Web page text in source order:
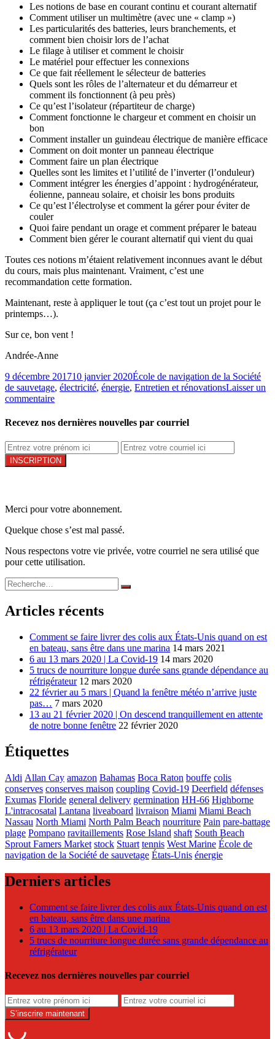
Les notions de base en courant continu et courant alternatif
Comment utiliser un multimètre (avec une « clamp »)
Les particularités des batteries, leurs branchements, et
comment bien choisir lors de l’achat
Le filage à utiliser et comment le choisir
Le matériel pour effectuer les connexions
Ce que fait réellement le sélecteur de batteries
Quels sont les rôles de l’alternateur et du démarreur et
comment ils fonctionnent (à peu près)
Ce qu’est l’isolateur (répartiteur de charge)
Comment fonctionne le chargeur et comment en choisir un
bon
Comment installer un guindeau électrique de manière efficace
Comment on doit monter un panneau électrique
Comment faire un plan électrique
Quelles sont les limites et l’utilité de l’inverter (l’onduleur)
Comment intégrer les énergies d’appoint : hydrogénérateur,
éolienne, panneau solaire, et choisir les bons produits
Ce qu’est l’électrolyse et comment la gérer pour éviter de
couler
Quoi faire pendant un orage et comment préparer le bateau
Comment bien gérer le courant alternatif qui vient du quai
Toutes ces notions m’étaient relativement inconnues avant le début
du cours, mais plus maintenant. Vraiment, c’est une
recommandation cette formation.
Maintenant, reste à appliquer le tout (ça c’est tout un projet pour le
printemps…).
Sur ce, bon vent !
Andrée-Anne
9 décembre 201710 janvier 2020École de navigation de la Société
de sauvetage, électricité, énergie, Entretien et rénovationsLaisser un
commentaire
Recevez nos dernières nouvelles par courriel
Merci pour votre abonnement.
Quelque chose s’est mal passé.
Nous respectons votre vie privée, votre courriel ne sera utilisé que
pour cette utilisation.
Recherche
pour :
Rechercher
Articles récents
Comment se faire livrer des colis aux États-Unis quand on est
en bateau, sans être dans une marina 14 mars 2021
6 au 13 mars 2020 | La Covid-19 14 mars 2020
5 trucs de nourriture longue durée sans grande dépendance au
réfrigérateur 12 mars 2020
22 février au 5 mars | Quand la fenêtre météo n’arrive juste
pas… 7 mars 2020
13 au 21 février 2020 | On descend tranquillement en attente
de notre bonne fenêtre 22 février 2020
Étiquettes
Aldi Allan Cay amazon Bahamas Boca Raton bouffe colis
conserves conserves maison coupling Covid-19 Deerfield défenses
Exumas Floride general delivery germination HH-66 Highborne
L'intracosatal Lantana liveaboard livraison Miami Miami Beach
Nassau North Miami North Palm Beach nourriture Pain pare-battage
plage Pompano ravitaillements Rose Island shaft South Beach
Sprout Famers Market stock Stuart tennis West Marine École de
navigation de la Société de sauvetage États-Unis énergie
Derniers articles
Comment se faire livrer des colis aux États-Unis quand on est
en bateau, sans être dans une marina
6 au 13 mars 2020 | La Covid-19
5 trucs de nourriture longue durée sans grande dépendance au
réfrigérateur
Recevez nos dernières nouvelles par courriel